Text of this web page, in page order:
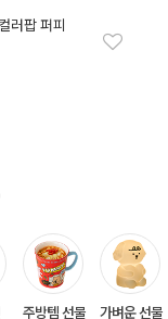
러팝 퍼피
주방템 선물 가벼운 선물